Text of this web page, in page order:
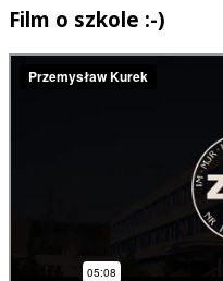
Film o szkole :-)